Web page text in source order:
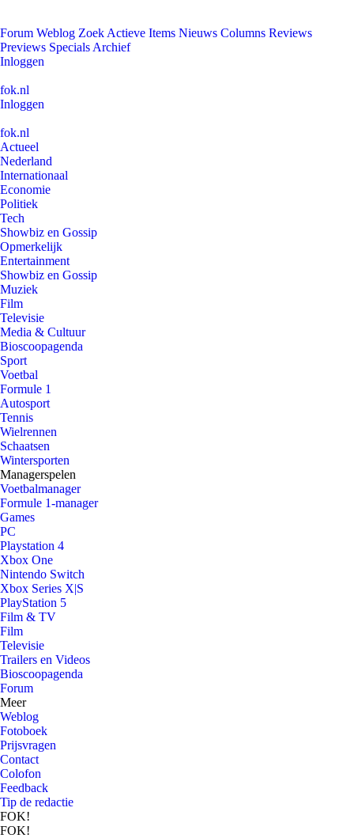
Forum Weblog Zoek Actieve Items Nieuws Columns Reviews
Previews Specials Archief
Inloggen
fok.nl
Inloggen
fok.nl
Actueel
Nederland
Internationaal
Economie
Politiek
Tech
Showbiz en Gossip
Opmerkelijk
Entertainment
Showbiz en Gossip
Muziek
Film
Televisie
Media & Cultuur
Bioscoopagenda
Sport
Voetbal
Formule 1
Autosport
Tennis
Wielrennen
Schaatsen
Wintersporten
Managerspelen
Voetbalmanager
Formule 1-manager
Games
PC
Playstation 4
Xbox One
Nintendo Switch
Xbox Series X|S
PlayStation 5
Film & TV
Film
Televisie
Trailers en Videos
Bioscoopagenda
Forum
Meer
Weblog
Fotoboek
Prijsvragen
Contact
Colofon
Feedback
Tip de redactie
FOK!
FOK!